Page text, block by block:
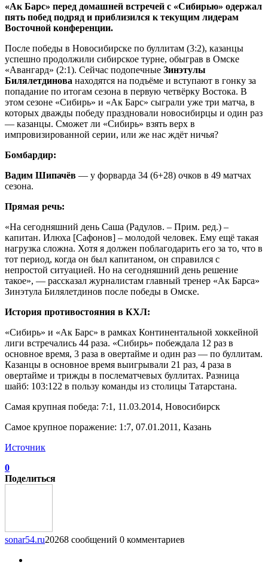
«Ак Барс» перед домашней встречей с «Сибирью» одержал
пять побед подряд и приблизился к текущим лидерам
Восточной конференции.
После победы в Новосибирске по буллитам (3:2), казанцы
успешно продолжили сибирское турне, обыграв в Омске
«Авангард» (2:1). Сейчас подопечные Зинэтулы
Билялетдинова находятся на подъёме и вступают в гонку за
попадание по итогам сезона в первую четвёрку Востока. В
этом сезоне «Сибирь» и «Ак Барс» сыграли уже три матча, в
которых дважды победу праздновали новосибирцы и один раз
— казанцы. Сможет ли «Сибирь» взять верх в
импровизированной серии, или же нас ждёт ничья?
Бомбардир:
Вадим Шипачёв — у форварда 34 (6+28) очков в 49 матчах
сезона.
Прямая речь:
«На сегодняшний день Саша (Радулов. – Прим. ред.) –
капитан. Илюха [Сафонов] – молодой человек. Ему ещё такая
нагрузка сложна. Хотя я должен поблагодарить его за то, что в
тот период, когда он был капитаном, он справился с
непростой ситуацией. Но на сегодняшний день решение
такое», — рассказал журналистам главный тренер «Ак Барса»
Зинэтула Билялетдинов после победы в Омске.
История противостояния в КХЛ:
«Сибирь» и «Ак Барс» в рамках Континентальной хоккейной
лиги встречались 44 раза. «Сибирь» побеждала 12 раз в
основное время, 3 раза в овертайме и один раз — по буллитам.
Казанцы в основное время выигрывали 21 раз, 4 раза в
овертайме и трижды в послематчевых буллитах. Разница
шайб: 103:122 в пользу команды из столицы Татарстана.
Самая крупная победа: 7:1, 11.03.2014, Новосибирск
Самое крупное поражение: 1:7, 07.01.2011, Казань
Источник
0
Поделиться
sonar54.ru20268 сообщений 0 комментариев